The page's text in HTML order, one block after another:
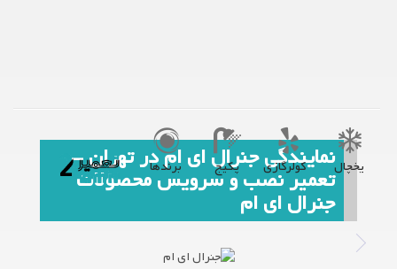
یخچال کولرگازی پکیج برندها
نمایندگی جنرال ای ام در تهران -
تعمیر نصب و سرویس محصولات
جنرال ای ام